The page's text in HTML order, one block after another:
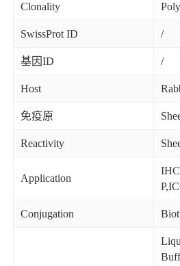
Clonality
SwissProt ID /
基因ID /
Host
免疫原
Reactivity
Application
Conjugation